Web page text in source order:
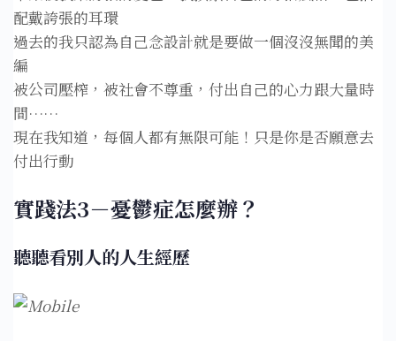
配戴誇張的耳環⁣
過去的我只認為自己念設計就是要做一個沒沒無聞的美
編⁣
被公司壓榨，被社會不尊重，付出自己的心力跟大量時
間……⁣
現在我知道，每個人都有無限可能！只是你是否願意去
付出行動⁣
實踐法3－憂鬱症怎麼辦？
聽聽看別人的人生經歷⁣